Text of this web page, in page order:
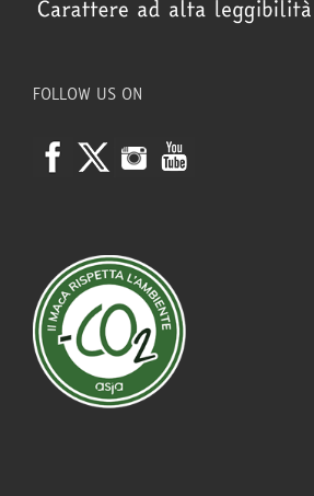
FOLLOW US ON